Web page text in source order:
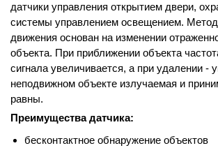
датчики управления открытием двери,
системы управлением освещением.
движения основан на изменении
объекта. При приближении объекта
сигнала увеличивается, а при удалении -
неподвижном объекте излучаемая и
равны.
Преимущества датчика:
бесконтактное обнаружение объектов